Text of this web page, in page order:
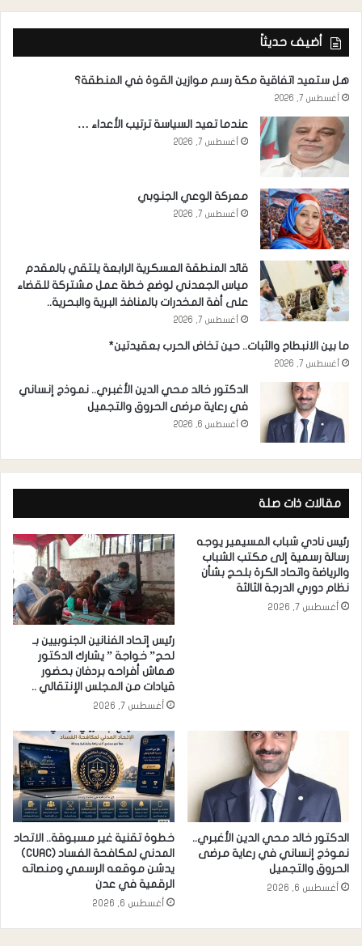
أضيف حديثاً
هل ستعيد اتفاقية مكة رسم موازين القوة في المنطقة؟
أغسطس 7, 2026
عندما تعيد السياسة ترتيب الأعداء …
أغسطس 7, 2026
معركة الوعي الجنوبي
أغسطس 7, 2026
قائد المنطقة العسكرية الرابعة يلتقي بالمقدم
مياس الجعدني لوضع خطة عمل مشتركة للقضاء
على أفة المخدرات بالمنافذ البرية والبحرية..
أغسطس 7, 2026
ما بين الانبطاح والثبات.. حين تخاض الحرب بعقيدتين*
أغسطس 7, 2026
الدكتور خالد محي الدين الأغبري.. نموذج إنساني
في رعاية مرضى الحروق والتجميل
أغسطس 6, 2026
مقالات ذات صلة
رئيس نادي شباب المسيمير يوجه
رسالة رسمية إلى مكتب الشباب
والرياضة واتحاد الكرة بلحج بشأن
نظام دوري الدرجة الثالثة
أغسطس 7, 2026
رئيس إتحاد الفنانين الجنوبيين بـ
لحج” خواجة ” يشارك الدكتور
هماش أفراحه بردفان بحضور
قيادات من المجلس الإنتقالي ..
أغسطس 7, 2026
الدكتور خالد محي الدين الأغبري..
نموذج إنساني في رعاية مرضى
الحروق والتجميل
أغسطس 6, 2026
خطوة تقنية غير مسبوقة.. الاتحاد
المدني لمكافحة الفساد (CUAC)
يدشن موقعه الرسمي ومنصاته
الرقمية في عدن
أغسطس 6, 2026